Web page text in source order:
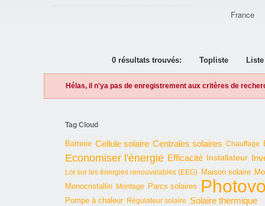
0 résultats trouvés: Topliste
Hélas, il n'ya pas de enregistrement aux critères de
Tag Cloud
Batterie Cellule solaire Centrales solaires Chauffage
Economiser l'énergie Efficacité Installateur
Loi sur les énergies renouvelables (EEG) Maison solaire
Monocristallin Montage Parcs solaires
Pompe à chaleur Régulateur solaire Solaire thermique